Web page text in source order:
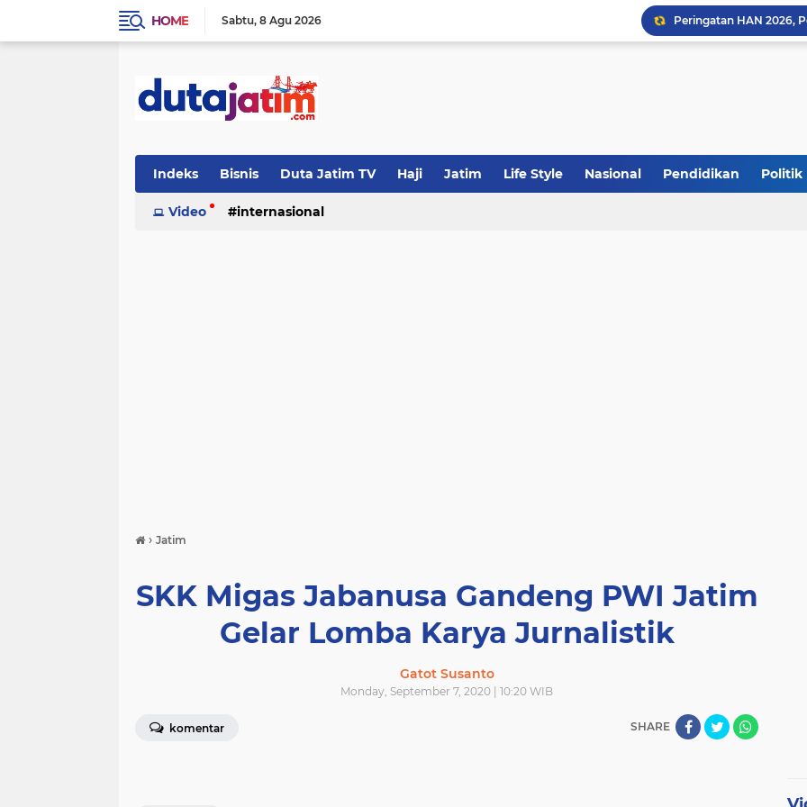
HOME Sabtu 8 Agu 2026
Sinergi Fiskal Moneter:
JakOne Mobile Antar
Indeks Bisnis Duta Jatim TV Haji Jatim Life Style Nasional Pendidikan Politik
Video internasional
› Jatim
SKK Migas Jabanusa Gandeng PWI Jatim
Gelar Lomba Karya Jurnalistik
Gatot Susanto
Monday, September 7, 2020 | 10:20 WIB
komentar SHARE